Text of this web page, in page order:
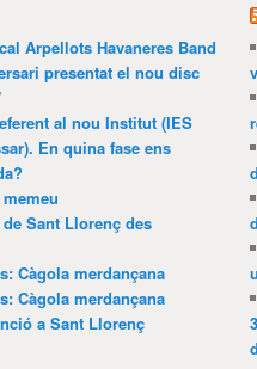
Arpellots Havaneres Band
presentat el nou disc
al nou Institut (IES
En quina fase ens
Sant Llorenç des
Càgola merdançana
Càgola merdançana
a Sant Llorenç